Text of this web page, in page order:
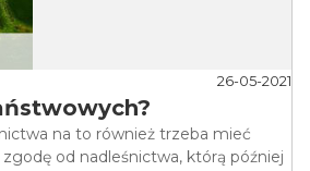
26-05-2021
na to również trzeba mieć
od nadleśnictwa, którą później